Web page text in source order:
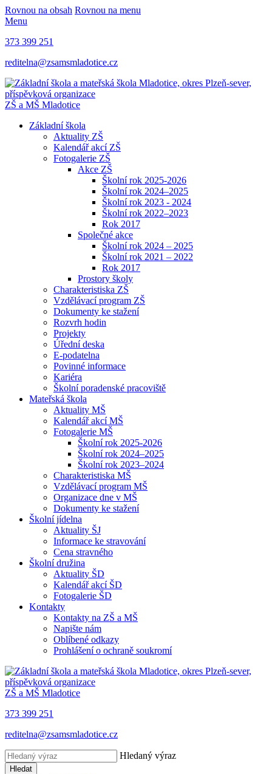
Rovnou na obsah Rovnou na menu
Menu
373 399 251
reditelna@zsamsmladotice.cz
ZŠ a MŠ Mladotice
Základní škola
Aktuality ZŠ
Kalendář akcí ZŠ
Fotogalerie ZŠ
Akce ZŠ
Školní rok 2025-2026
Školní rok 2024–2025
Školní rok 2023 - 2024
Školní rok 2022–2023
Rok 2017
Společné akce
Školní rok 2024 – 2025
Školní rok 2021 – 2022
Rok 2017
Prostory školy
Charakteristiska ZŠ
Vzdělávací program ZŠ
Dokumenty ke stažení
Rozvrh hodin
Projekty
Úřední deska
E-podatelna
Povinné informace
Kariéra
Školní poradenské pracoviště
Mateřská škola
Aktuality MŠ
Kalendář akcí MŠ
Fotogalerie MŠ
Školní rok 2025-2026
Školní rok 2024–2025
Školní rok 2023–2024
Charakteristiska MŠ
Vzdělávací program MŠ
Organizace dne v MŠ
Dokumenty ke stažení
Školní jídelna
Aktuality ŠJ
Informace ke stravování
Cena stravného
Školní družina
Aktuality ŠD
Kalendář akcí ŠD
Fotogalerie ŠD
Kontakty
Kontakty na ZŠ a MŠ
Napište nám
Oblíbené odkazy
Prohlášení o ochraně soukromí
ZŠ a MŠ Mladotice
373 399 251
reditelna@zsamsmladotice.cz
Hledaný výraz
Hledat